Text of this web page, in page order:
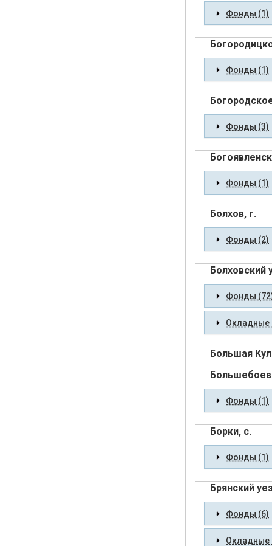
Фонды (1)
Фонды (1)
Фонды (3)
Фонды (1)
Болхов, г.
Фонды (2)
Болховский
Фонды
Окладные
Большая
Фонды (1)
Борки, с.
Фонды (1)
Брянский
Фонды (6)
Окладные